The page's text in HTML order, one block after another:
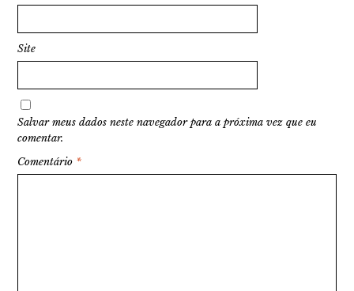
Site
Salvar meus dados neste navegador para a próxima vez que eu
comentar.
Comentário *